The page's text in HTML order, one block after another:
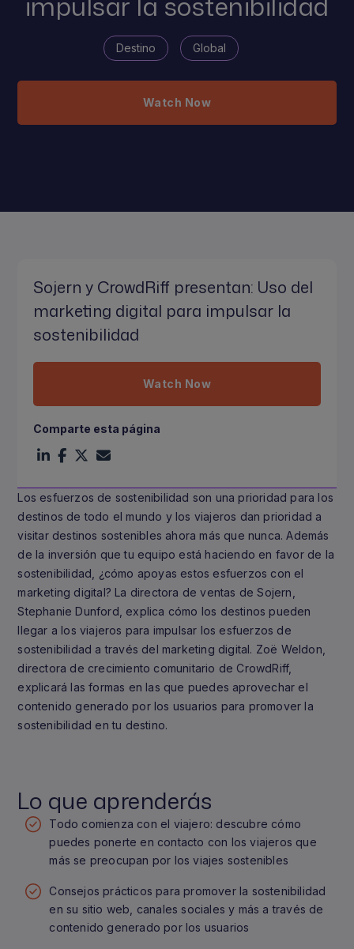
Destino Global
Watch Now
Los esfuerzos de sostenibilidad son una prioridad para los
destinos de todo el mundo y los viajeros dan prioridad a
visitar destinos sostenibles ahora más que nunca. Además
de la inversión que tu equipo está haciendo en favor de la
sostenibilidad, ¿cómo apoyas estos esfuerzos con el
marketing digital? La directora de ventas de Sojern,
Stephanie Dunford, explica cómo los destinos pueden
llegar a los viajeros para impulsar los esfuerzos de
sostenibilidad a través del marketing digital. Zoë Weldon,
directora de crecimiento comunitario de CrowdRiff,
explicará las formas en las que puedes aprovechar el
contenido generado por los usuarios para promover la
sostenibilidad en tu destino.
Lo que aprenderás
Todo comienza con el viajero: descubre cómo
puedes ponerte en contacto con los viajeros que
más se preocupan por los viajes sostenibles
Consejos prácticos para promover la sostenibilidad
en su sitio web, canales sociales y más a través de
contenido generado por los usuarios
Sojern y CrowdRiff presentan: Uso del
marketing digital para impulsar la
sostenibilidad
Watch Now
Comparte esta página